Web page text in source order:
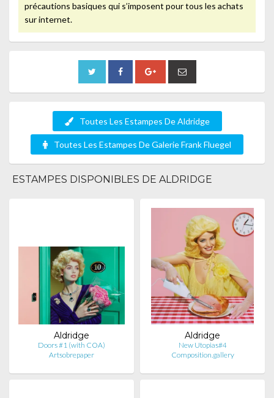
précautions basiques qui s’imposent pour tous les achats
sur internet.
Toutes Les Estampes De Aldridge
Toutes Les Estampes De Galerie Frank Fluegel
ESTAMPES DISPONIBLES DE ALDRIDGE
Aldridge
Doors #1 (with COA)
Artsobrepaper
Aldridge
New Utopias#4
Composition.gallery